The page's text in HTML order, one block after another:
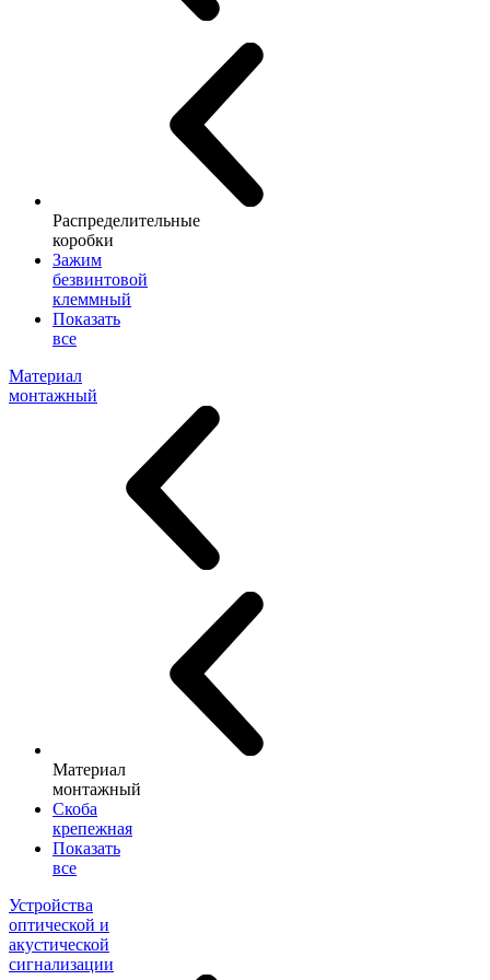
Распределительные
коробки
Зажим
безвинтовой
клеммный
Показать
все
Материал
монтажный
Материал
монтажный
Скоба
крепежная
Показать
все
Устройства
оптической и
акустической
сигнализации